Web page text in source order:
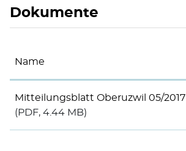
Dokumente
Name
Mitteilungsblatt Oberuzwil 05/2017
(PDF, 4.44 MB)